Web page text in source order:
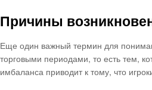
Причины
Еще один важный термин для
торговыми периодами, то есть тем,
имбаланса приводит к тому, что